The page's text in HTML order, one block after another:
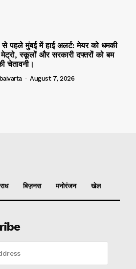
पहले मुंबई में हाई अलर्ट: मेयर को धमकी
स्कूलों और सरकारी दफ्तरों को बम
चेतावनी।
- August 7, 2026
बिज़नस मनोरंजन खेल